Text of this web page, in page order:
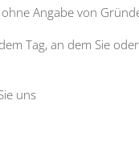
Angabe von
Tag, an dem Sie
uns